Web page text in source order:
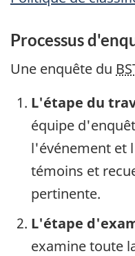
Processus
Une enquête du
L'étape du
équipe
l'événement et
témoins et
pertinente.
L'étape
examine toute